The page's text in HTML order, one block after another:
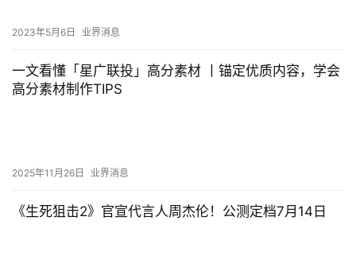
2023年5月6日 业界消息
一文看懂「星广联投」高分素材 丨锚定优质内容，学会
高分素材制作TIPS
2025年11月26日 业界消息
《生死狙击2》官宣代言人周杰伦！公测定档7月14日